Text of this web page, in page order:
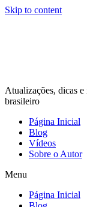
Skip to content
Atualizações, dicas
brasileiro
Página Inicial
Blog
Vídeos
Sobre o Autor
Menu
Página Inicial